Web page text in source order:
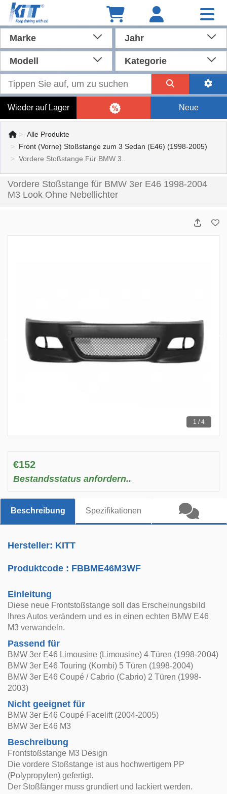
Marke Jahr
Modell Kategorie
Wieder auf Lager Neue
Alle Produkte
Front (Vorne) Stoßstange zum 3 Sedan (E46) (1998-2005)
Vordere Stoßstange Für BMW 3..
Vordere Stoßstange für BMW 3er E46 1998-2004
M3 Look Ohne Nebellichter
1 / 4
€152
Bestandsstatus anfordern..
Beschreibung Spezifikationen
Hersteller: KITT
Produktcode : FBBME46M3WF
Einleitung
Diese neue Frontstoßstange soll das Erscheinungsbild
Ihres Autos verändern und es in einen echten BMW E46
M3 verwandeln.
Passend für
BMW 3er E46 Limousine (Limousine) 4 Türen (1998-2004)
BMW 3er E46 Touring (Kombi) 5 Türen (1998-2004)
BMW 3er E46 Coupé / Cabrio (Cabrio) 2 Türen (1998-
2003)
Nicht geeignet für
BMW 3er E46 Coupé Facelift (2004-2005)
BMW 3er E46 M3
Beschreibung
Frontstoßstange M3 Design
Die vordere Stoßstange ist aus hochwertigem PP
(Polypropylen) gefertigt.
Der Stoßfänger muss grundiert und lackiert werden.